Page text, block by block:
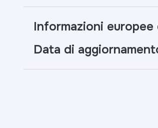
Informazioni
Data di